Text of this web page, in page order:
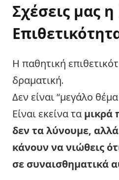
Σχέσεις μας
Η παθητική
δραματική.
Δεν είναι “μεγάλο
Είναι εκείνα τα μικρά
δεν τα λύνουμε,
κάνουν να νιώθεις
σε συναισθηματικά